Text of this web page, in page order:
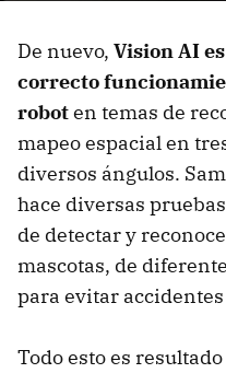
De nuevo, Vision AI
correcto
roboten temas de
mapeo espacial en
diversos ángulos.
hace diversas
de detectar y
mascotas, de
para evitar
Todo esto es